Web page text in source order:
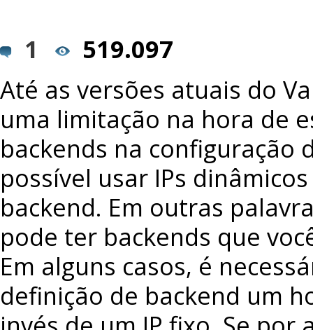
1
519.097
Até as versões atuais do
uma limitação na hora de
backends na configuração
possível usar IPs
backend. Em outras
pode ter backends que
Em alguns casos, é
definição de backend um